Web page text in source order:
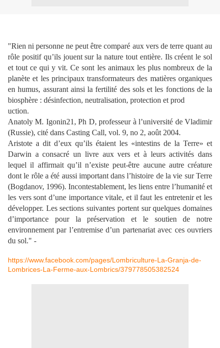
"Rien ni personne ne peut être comparé aux vers de terre quant au
rôle positif qu’ils jouent sur la nature tout entière. Ils créent le sol
et tout ce qui y vit. Ce sont les animaux les plus nombreux de la
planète et les principaux transformateurs des matières organiques
en humus, assurant ainsi la fertilité des sols etles fonctions de la
biosphère : désinfection, neutralisation, protection et prod
uction.
Anatoly M. Igonin21, Ph D, professeur à l’université de Vladimir
(Russie), cité dans Casting Call, vol. 9, no 2, août 2004.
Aristote a dit d’eux qu’ils étaient les «intestins de la Terre» et
Darwin a consacré un livre aux vers et à leurs activités dans
lequel il affirmait qu’il n’existe peut-être aucune autre créature
dont le rôle a été aussi important dans l’histoire de la vie sur Terre
(Bogdanov, 1996). Incontestablement, les liens entre l’humanité et
les vers sont d’une importance vitale, et il faut les entretenir et les
développer. Les sections suivantes portent sur quelques domaines
d’importance pour la préservation et le soutien de notre
environnement par l’entremise d’un partenariat avec ces ouvriers
du sol." -
https://www.facebook.com/pages/Lombriculture-La-Granja-de-
Lombrices-La-Ferme-aux-Lombrics/379778505382524